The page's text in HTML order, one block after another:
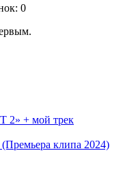
0
2» + мой трек
клипа 2024)